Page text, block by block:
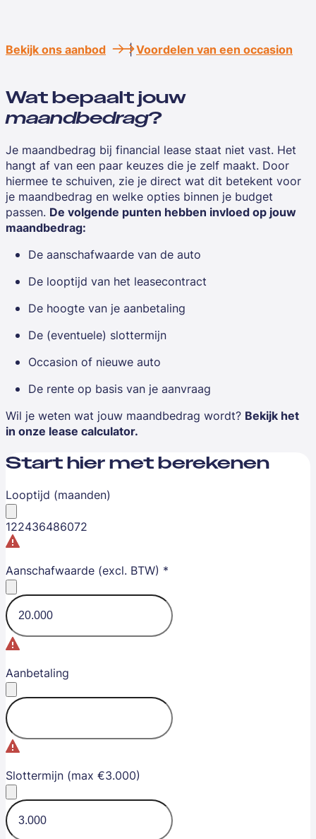
Bekijk ons aanbod |Voordelen van een occasion
Wat bepaalt jouw
maandbedrag?
Je maandbedrag bij financial lease staat niet vast. Het
hangt af van een paar keuzes die je zelf maakt. Door
hiermee te schuiven, zie je direct wat dit betekent voor
je maandbedrag en welke opties binnen je budget
passen. De volgende punten hebben invloed op jouw
maandbedrag:
De aanschafwaarde van de auto
De looptijd van het leasecontract
De hoogte van je aanbetaling
De (eventuele) slottermijn
Occasion of nieuwe auto
De rente op basis van je aanvraag
Wil je weten wat jouw maandbedrag wordt? Bekijk het
in onze lease calculator.
Start hier met berekenen
Looptijd (maanden)
122436486072
Aanschafwaarde (excl. BTW) *
Aanbetaling
Slottermijn (max €3.000)